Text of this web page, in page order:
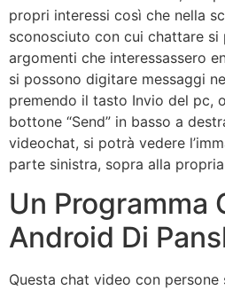
propri interessi così che nella
sconosciuto con cui chattare si
argomenti che interessassero
si possono digitare messaggi
premendo il tasto Invio del pc,
bottone “Send” in basso a
videochat, si potrà vedere
parte sinistra, sopra alla
Un Programma
Android Di
Questa chat video con